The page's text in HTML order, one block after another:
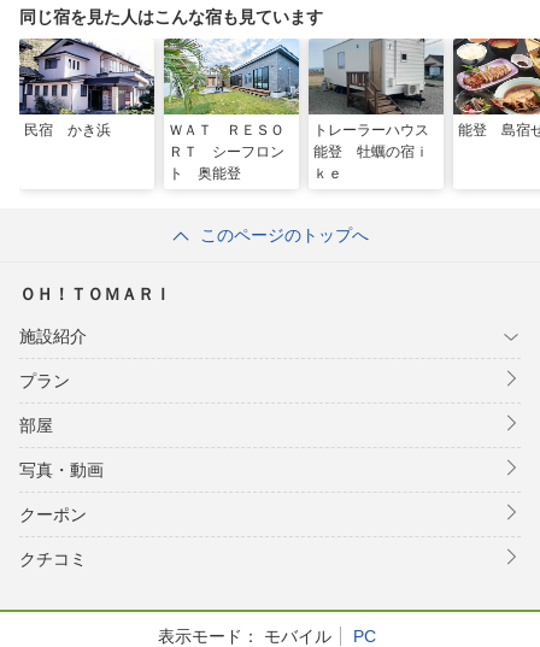
同じ宿を見た人はこんな宿も見ています
民宿 かき浜
ＷＡＴ ＲＥＳＯ
ＲＴ シーフロン
ト 奥能登
トレーラーハウス
能登 牡蠣の宿ｉ
ｋｅ
能登 島宿
このページのトップへ
ＯＨ！ＴＯＭＡＲＩ
施設紹介
プラン
部屋
写真・動画
クーポン
クチコミ
表示モード： モバイル PC